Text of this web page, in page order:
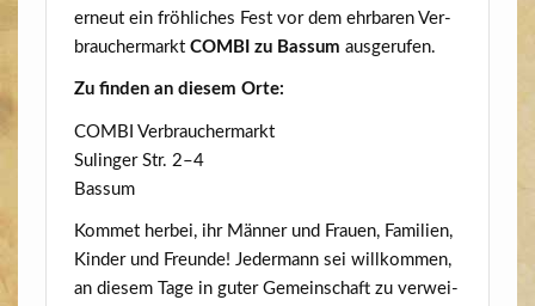
erneut ein fröh­li­ches Fest vor dem ehr­ba­ren Ver­
brau­cher­markt COMBI zu Bas­sum ausgerufen.
Zu fin­den an die­sem Orte:
COMBI Ver­brau­cher­markt
Sulin­ger Str. 2–4
Bas­sum
Kom­met her­bei, ihr Män­ner und Frau­en, Fami­li­en,
Kin­der und Freun­de! Jeder­mann sei will­kom­men,
an die­sem Tage in guter Gemein­schaft zu ver­wei­